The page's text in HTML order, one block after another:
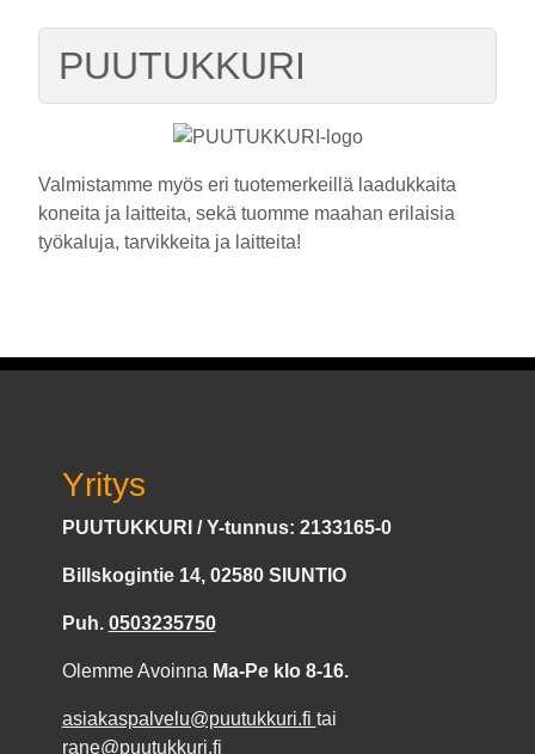
PUUTUKKURI
Valmistamme myös eri tuotemerkeillä laadukkaita
koneita ja laitteita, sekä tuomme maahan erilaisia
työkaluja, tarvikkeita ja laitteita!
Yritys
PUUTUKKURI / Y-tunnus: 2133165-0
Billskogintie 14, 02580 SIUNTIO
Puh. 0503235750
Olemme Avoinna Ma-Pe klo 8-16.
asiakaspalvelu@puutukkuri.fi tai
rane@puutukkuri.fi